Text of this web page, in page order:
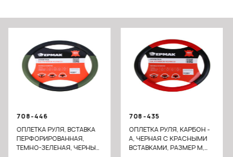
708-446
ОПЛЕТКА РУЛЯ, ВСТАВКА
ПЕРФОРИРОВАННАЯ,
ТЕМНО-ЗЕЛЕНАЯ, ЧЕРНЫЙ
708-435
ОПЛЕТКА РУЛЯ, КАРБОН -
А, ЧЕРНАЯ С КРАСНЫМИ
ВСТАВКАМИ, РАЗМЕР М,